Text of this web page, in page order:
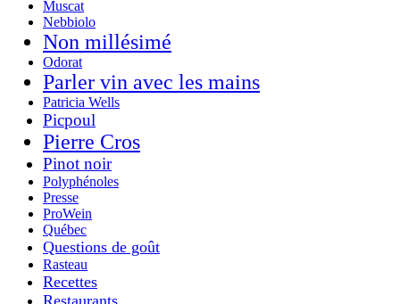
Muscat
Nebbiolo
Non millésimé
Odorat
Parler vin avec les mains
Patricia Wells
Picpoul
Pierre Cros
Pinot noir
Polyphénoles
Presse
ProWein
Québec
Questions de goût
Rasteau
Recettes